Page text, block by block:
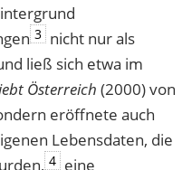
3 nicht nur als
ließ sich etwa im
Österreich (2000) von
eröffnete auch
Lebensdaten, die
4 eine